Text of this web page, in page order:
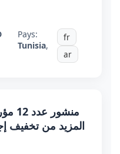
Pays:
Tunisia,
fr
ar
المزيد من تخفيف